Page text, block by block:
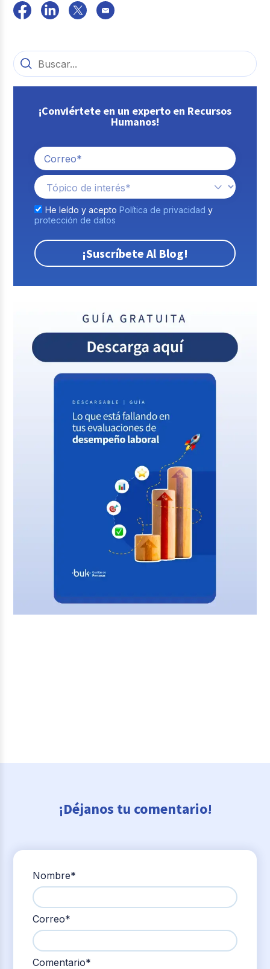
¡Conviértete en un experto en Recursos
Humanos!
He leído y acepto Política de privacidad y
protección de datos
¡Déjanos tu comentario!
Nombre*
Correo*
Comentario*